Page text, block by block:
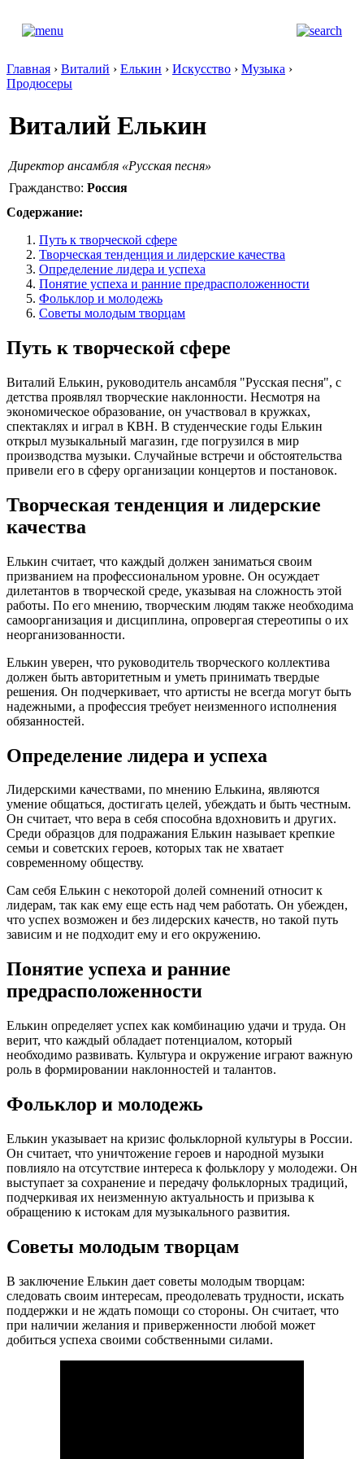
Главная › Виталий › Елькин › Искусство › Музыка ›
Продюсеры
Виталий Елькин
Директор ансамбля «Русская песня»
Гражданство: Россия
Содержание:
Путь к творческой сфере
Творческая тенденция и лидерские качества
Определение лидера и успеха
Понятие успеха и ранние предрасположенности
Фольклор и молодежь
Советы молодым творцам
Путь к творческой сфере
Виталий Елькин, руководитель ансамбля "Русская песня", с
детства проявлял творческие наклонности. Несмотря на
экономическое образование, он участвовал в кружках,
спектаклях и играл в КВН. В студенческие годы Елькин
открыл музыкальный магазин, где погрузился в мир
производства музыки. Случайные встречи и обстоятельства
привели его в сферу организации концертов и постановок.
Творческая тенденция и лидерские
качества
Елькин считает, что каждый должен заниматься своим
призванием на профессиональном уровне. Он осуждает
дилетантов в творческой среде, указывая на сложность этой
работы. По его мнению, творческим людям также необходима
самоорганизация и дисциплина, опровергая стереотипы о их
неорганизованности.
Елькин уверен, что руководитель творческого коллектива
должен быть авторитетным и уметь принимать твердые
решения. Он подчеркивает, что артисты не всегда могут быть
надежными, а профессия требует неизменного исполнения
обязанностей.
Определение лидера и успеха
Лидерскими качествами, по мнению Елькина, являются
умение общаться, достигать целей, убеждать и быть честным.
Он считает, что вера в себя способна вдохновить и других.
Среди образцов для подражания Елькин называет крепкие
семьи и советских героев, которых так не хватает
современному обществу.
Сам себя Елькин с некоторой долей сомнений относит к
лидерам, так как ему еще есть над чем работать. Он убежден,
что успех возможен и без лидерских качеств, но такой путь
зависим и не подходит ему и его окружению.
Понятие успеха и ранние
предрасположенности
Елькин определяет успех как комбинацию удачи и труда. Он
верит, что каждый обладает потенциалом, который
необходимо развивать. Культура и окружение играют важную
роль в формировании наклонностей и талантов.
Фольклор и молодежь
Елькин указывает на кризис фольклорной культуры в России.
Он считает, что уничтожение героев и народной музыки
повлияло на отсутствие интереса к фольклору у молодежи. Он
выступает за сохранение и передачу фольклорных традиций,
подчеркивая их неизменную актуальность и призыва к
обращению к истокам для музыкального развития.
Советы молодым творцам
В заключение Елькин дает советы молодым творцам:
следовать своим интересам, преодолевать трудности, искать
поддержки и не ждать помощи со стороны. Он считает, что
при наличии желания и приверженности любой может
добиться успеха своими собственными силами.